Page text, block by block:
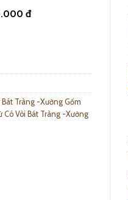
đ
- 16026 quantity
Bát Tràng -Xưởng Gốm
Có Vòi Bát Tràng -Xưởng